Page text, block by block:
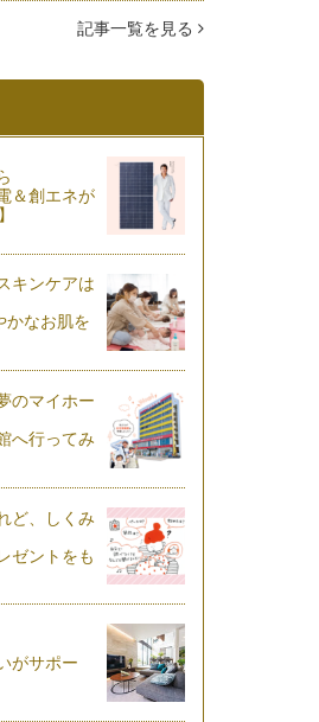
記事一覧を見る
＆創エネが
キンケアは
なお肌を
のマイホー
へ行ってみ
ど、しくみ
ゼントをも
がサポー